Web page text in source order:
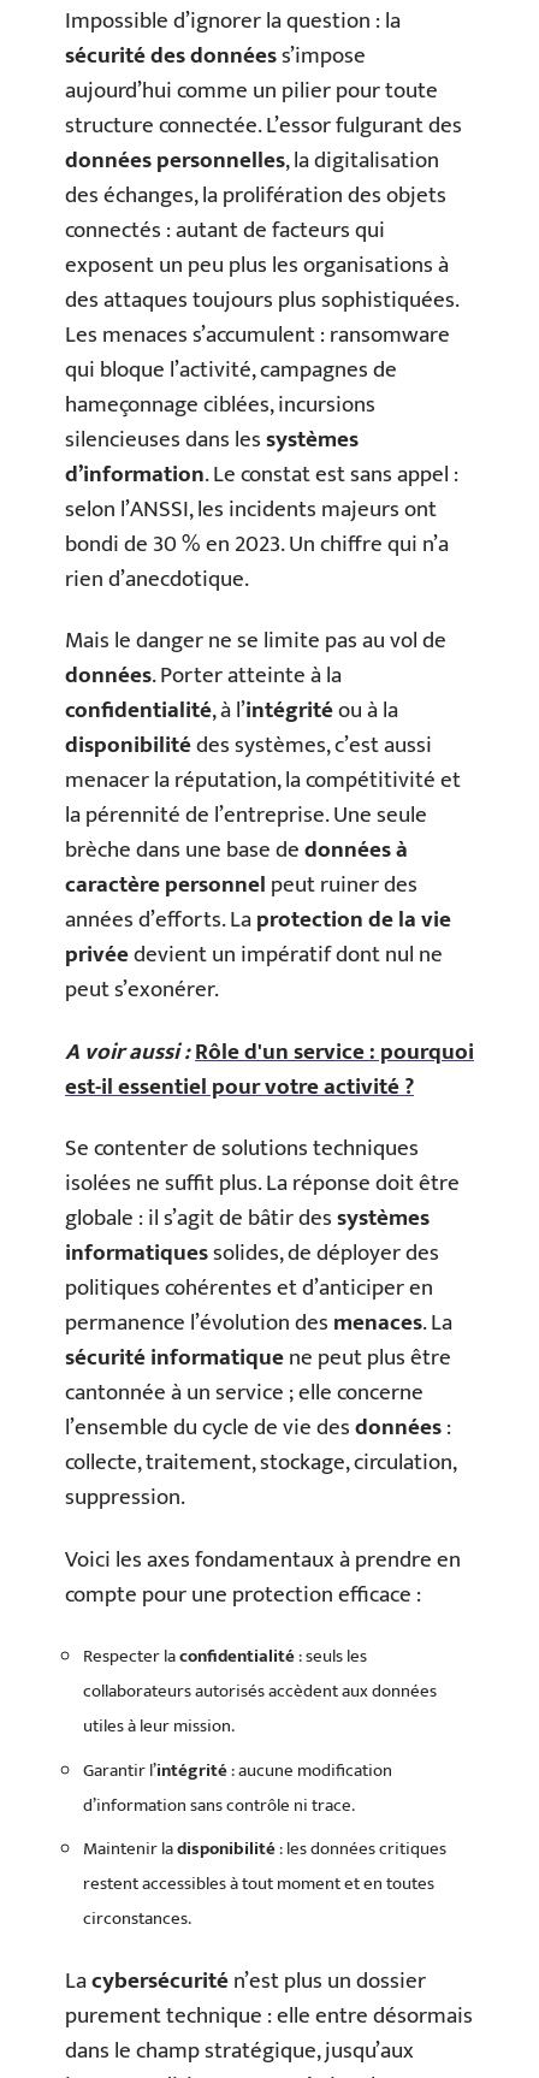
Impossible d’ignorer la question : la
sécurité des donnéess’impose
aujourd’hui comme un pilier pour toute
structure connectée. L’essor fulgurant des
données personnelles, la digitalisation
des échanges, la prolifération des objets
connectés : autant de facteurs qui
exposent un peu plus les organisations à
des attaques toujours plus sophistiquées.
Les menaces s’accumulent : ransomware
qui bloque l’activité, campagnes de
hameçonnage ciblées, incursions
silencieuses dans lessystèmes
d’information. Le constat est sans appel :
selon l’ANSSI, les incidents majeurs ont
bondi de 30 % en 2023. Un chiffre qui n’a
rien d’anecdotique.
Mais le danger ne se limite pas au vol de
données. Porter atteinte à la
confidentialité, à l’intégritéou à la
disponibilitédes systèmes, c’est aussi
menacer la réputation, la compétitivité et
la pérennité de l’entreprise. Une seule
brèche dans une base dedonnées à
caractère personnelpeut ruiner des
années d’efforts. Laprotection de la vie
privéedevient un impératif dont nul ne
peut s’exonérer.
A voir aussi :Rôle d'un service : pourquoi
est-il essentiel pour votre activité ?
Se contenter de solutions techniques
isolées ne suffit plus. La réponse doit être
globale : il s’agit de bâtir dessystèmes
informatiquessolides, de déployer des
politiques cohérentes et d’anticiper en
permanence l’évolution desmenaces. La
sécurité informatiquene peut plus être
cantonnée à un service ; elle concerne
l’ensemble du cycle de vie desdonnées:
collecte, traitement, stockage, circulation,
suppression.
Voici les axes fondamentaux à prendre en
compte pour une protection efficace :
Respecter laconfidentialité: seuls les
collaborateurs autorisés accèdent aux données
utiles à leur mission.
Garantir l’intégrité: aucune modification
d’information sans contrôle ni trace.
Maintenir ladisponibilité: les données critiques
restent accessibles à tout moment et en toutes
circonstances.
Lacybersécuritén’est plus un dossier
purement technique : elle entre désormais
dans le champ stratégique, jusqu’aux